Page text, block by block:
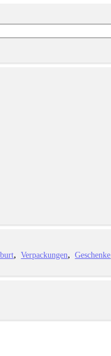
Verpackungen Geschenke